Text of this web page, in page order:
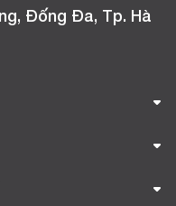
Đống Đa, Tp. Hà